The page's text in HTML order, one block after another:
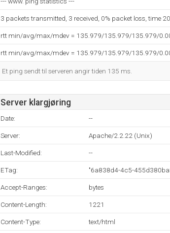
3 packets transmitted, 3 received, 0% packet loss, time
rtt min/avg/max/mdev = 135.979/135.979/135.979/
rtt min/avg/max/mdev = 135.979/135.979/135.979/
Et ping sendt til serveren angir tiden 135 ms.
Server klargjøring
Date: --
Server: Apache/2.2.22 (Unix)
Last-Modified: --
ETag: "6a838d4-4c5-
Accept-Ranges: bytes
Content-Length: 1221
Content-Type: text/html